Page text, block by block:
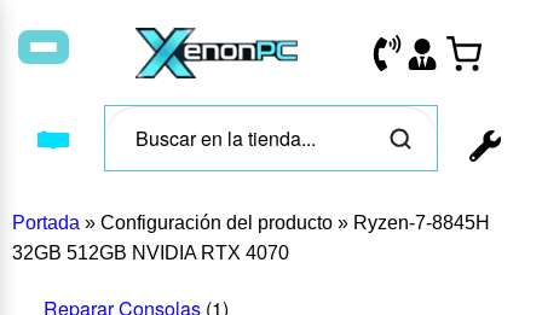
Portada » Configuración del producto » Ryzen-7-8845H
32GB 512GB NVIDIA RTX 4070
Reparar Consolas (1)